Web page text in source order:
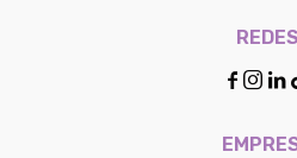
REDES
  